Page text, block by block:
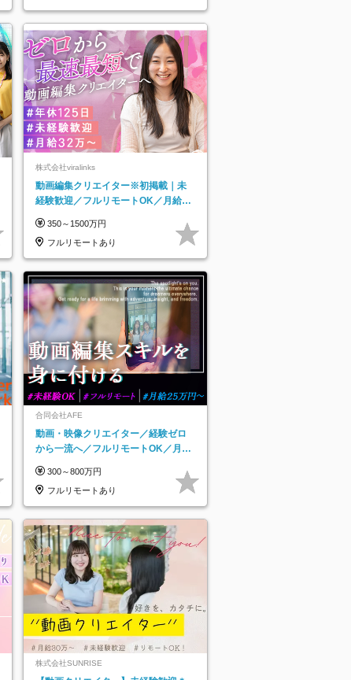
株式会社viralinks
動画編集クリエイター※初掲載｜未
経験歓迎／フルリモートOK／月給32
350～1500万円
フルリモートあり
合同会社AFE
動画・映像クリエイター／経験ゼロ
から一流へ／フルリモートOK／月給
300～800万円
フルリモートあり
株式会社SUNRISE